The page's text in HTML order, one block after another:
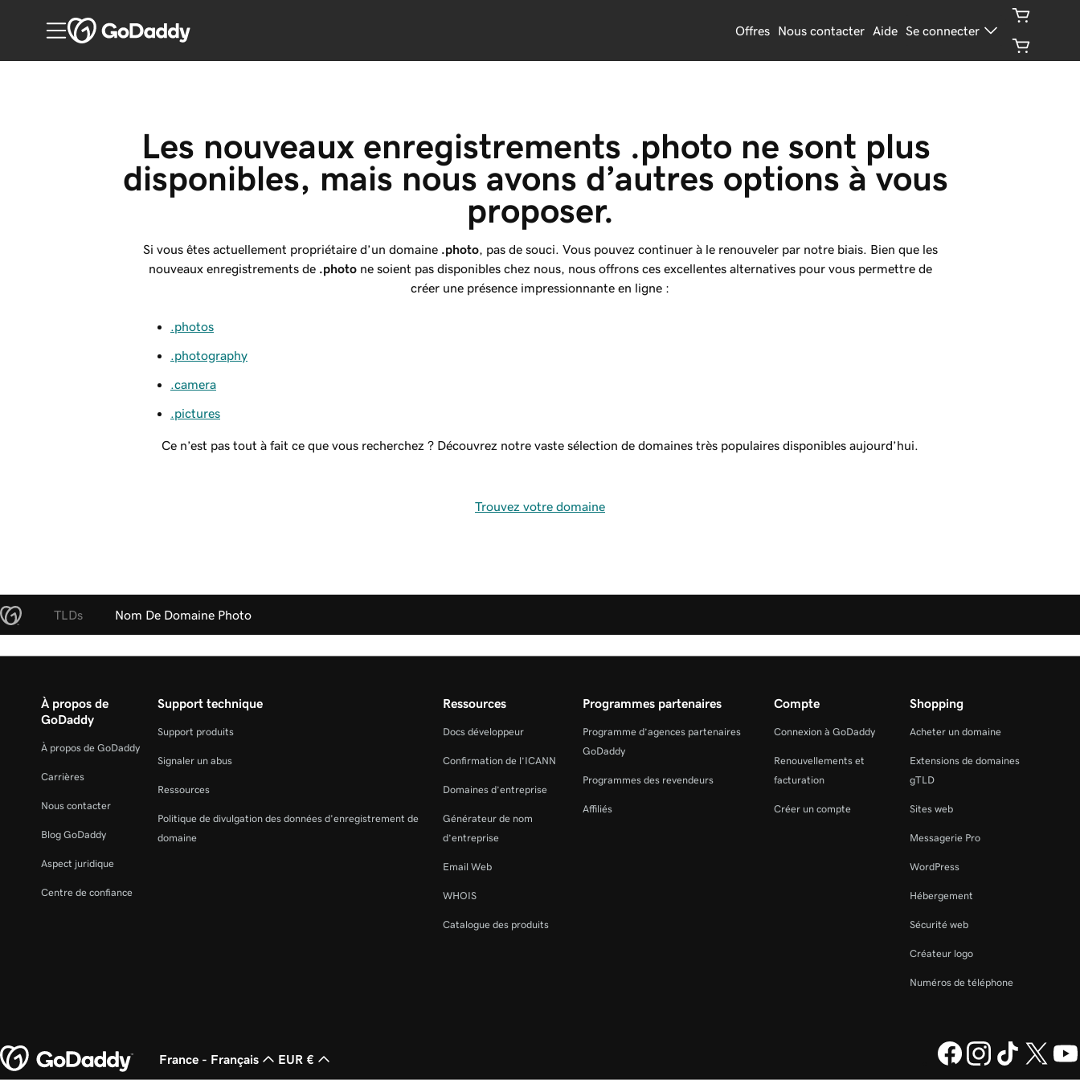
Offres Nous contacter Aide Se connecter
Les nouveaux enregistrements .photo ne sont plus
disponibles, mais nous avons d’autres options à vous
proposer.
Si vous êtes actuellement propriétaire d’un domaine .photo, pas de souci. Vous pouvez continuer à le renouveler par notre biais. Bien que les
nouveaux enregistrements de .photone soient pas disponibles chez nous, nous offrons ces excellentes alternatives pour vous permettre de
créer une présence impressionnante en ligne :
.photos
.photography
.camera
.pictures
Ce n’est pas tout à fait ce que vous recherchez ? Découvrez notre vaste sélection de domaines très populaires disponibles aujourd’hui.
Trouvez votre domaine
TLDs Nom De Domaine Photo
À propos de
GoDaddy
À propos de GoDaddy
Carrières
Nous contacter
Blog GoDaddy
Aspect juridique
Centre de confiance
Support technique
Support produits
Signaler un abus
Ressources
Politique de divulgation des données d'enregistrement de
domaine
Ressources
Docs développeur
Confirmation de l’ICANN
Domaines d’entreprise
Générateur de nom
d’entreprise
Email Web
WHOIS
Catalogue des produits
Programmes partenaires
Programme d’agences partenaires
GoDaddy
Programmes des revendeurs
Affiliés
Compte
Connexion à GoDaddy
Renouvellements et
facturation
Créer un compte
Shopping
Acheter un domaine
Extensions de domaines
gTLD
Sites web
Messagerie Pro
WordPress
Hébergement
Sécurité web
Créateur logo
Numéros de téléphone
France - Français EUR €